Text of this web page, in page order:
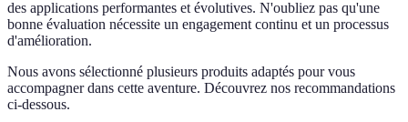
des applications performantes et évolutives. N'oubliez pas qu'une
bonne évaluation nécessite un engagement continu et un processus
d'amélioration.
Nous avons sélectionné plusieurs produits adaptés pour vous
accompagner dans cette aventure. Découvrez nos recommandations
ci-dessous.